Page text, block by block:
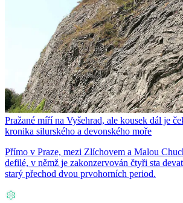
Pražané míří na Vyšehrad, ale kousek dál je
kronika silurského a devonského moře
Přímo v Praze, mezi Zlíchovem a Malou
defilé, v němž je zakonzervován čtyři sta
starý přechod dvou prvohorních period.